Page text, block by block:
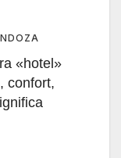
«hotel»
confort,